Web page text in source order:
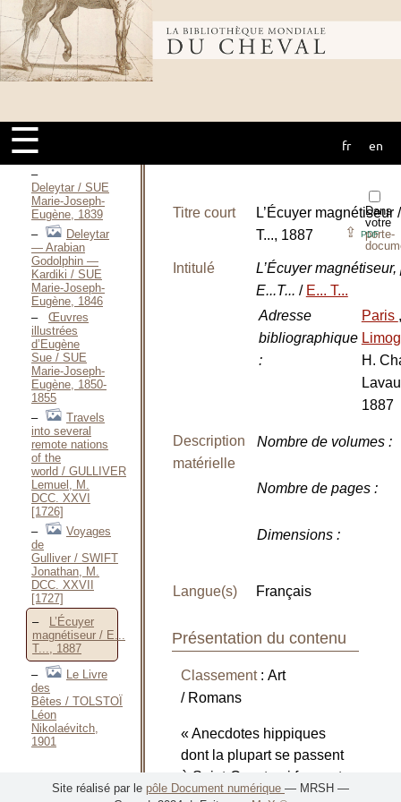
Bibliothèque
mondiale du
cheval
☰ fr en
Solferina —
Mémoires d’un
Cheval
d’Escadron / SIDARI
Alexandre-
Charles-
l’Allemand / SIMONS
Melle Alexe,
Deleytar / SUE
Marie-Joseph-
Eugène, 1839
Deleytar
— Arabian
Godolphin —
Kardiki / SUE
Marie-Joseph-
Eugène, 1846
Œuvres
illustrées
d’Eugène
Sue / SUE
Marie-Joseph-
Eugène, 1850-
1855
Travels
into several
remote nations
of the
world / GULLIVER
Lemuel, M.
DCC. XXVI
[1726]
Voyages
de
Gulliver / SWIFT
Jonathan, M.
DCC. XXVII
[1727]
L’Écuyer
magnétiseur / E...
T..., 1887
Le Livre
des
Bêtes / TOLSTOÏ
Léon
Nikolaévitch,
1901
Dans
votre
porte-
⇪ PDF
Titre court
L’Écuyer magnétiseur
T..., 1887
Intitulé
L’Écuyer magnétiseur,
E...T... / E... T...
Adresse
bibliographique
:
Paris ,
H.
1887
Description
matérielle
Nombre de volumes:
Nombre de pages:
Dimensions:
Langue(s) Français
Présentation du contenu
Classement: Art
/ Romans
« Anecdotes hippiques
dont la plupart se passent
à Saint-Cyr et qui forment
une sorte de roman. »
Site réalisé par le pôle Document numérique — MRSH —